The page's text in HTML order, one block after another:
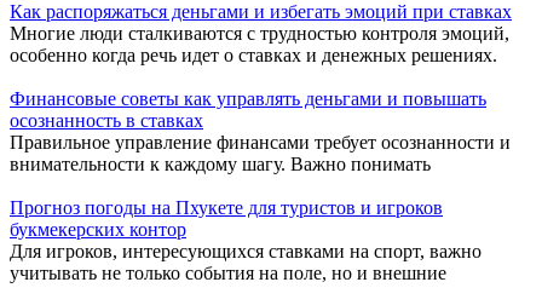
Как распоряжаться деньгами и избегать эмоций при ставках
Многие люди сталкиваются с трудностью контроля эмоций,
особенно когда речь идет о ставках и денежных решениях.
Финансовые советы как управлять деньгами и повышать
осознанность в ставках
Правильное управление финансами требует осознанности и
внимательности к каждому шагу. Важно понимать
Прогноз погоды на Пхукете для туристов и игроков
букмекерских контор
Для игроков, интересующихся ставками на спорт, важно
учитывать не только события на поле, но и внешние